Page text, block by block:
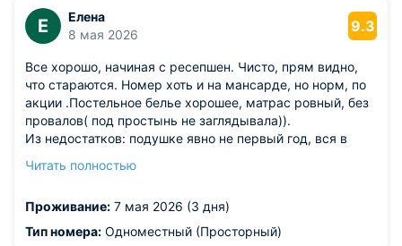
Е
Елена
8 мая 2026
9.3
Все хорошо, начиная с ресепшен. Чисто, прям видно,
что стараются. Номер хоть и на мансарде, но норм, по
акции .Постельное белье хорошее, матрас ровный, без
провалов( под простынь не заглядывала)).
Из недостатков: подушке явно не первый год, вся в
для душа на честном слове держится( скажу на
Читать полностью
Проживание: 7 мая 2026 (3 дня)
Тип номера: Одноместный (Просторный)